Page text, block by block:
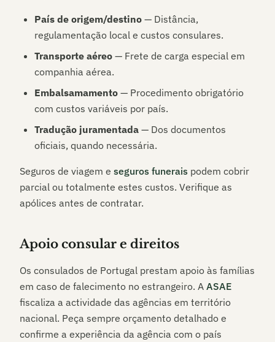
País de origem/destino — Distância,
regulamentação local e custos consulares.
Transporte aéreo — Frete de carga especial em
companhia aérea.
Embalsamamento — Procedimento obrigatório
com custos variáveis por país.
Tradução juramentada — Dos documentos
oficiais, quando necessária.
Seguros de viagem e seguros funerais podem cobrir
parcial ou totalmente estes custos. Verifique as
apólices antes de contratar.
Apoio consular e direitos
Os consulados de Portugal prestam apoio às famílias
em caso de falecimento no estrangeiro. A ASAE
fiscaliza a actividade das agências em território
nacional. Peça sempre orçamento detalhado e
confirme a experiência da agência com o país